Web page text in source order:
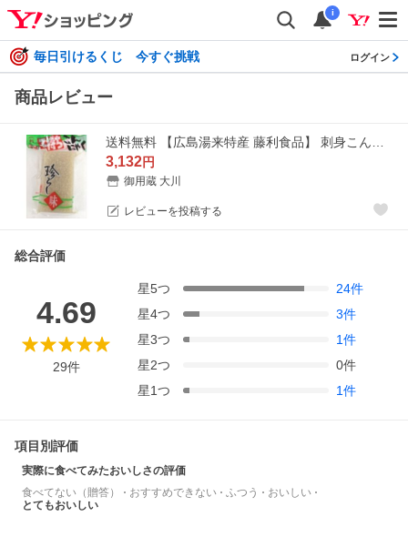
i
毎日引けるくじ 今すぐ挑戦 ログイン
商品レビュー
3,132円
御用蔵 大川
レビューを投稿する
総合評価
4.69
29件
星5つ 24件
星4つ 3件
星3つ 1件
星2つ 0件
星1つ 1件
項目別評価
実際に食べてみたおいしさの評価
食べてない（贈答）
おすすめできない ふつう
おいしい
とてもおいしい